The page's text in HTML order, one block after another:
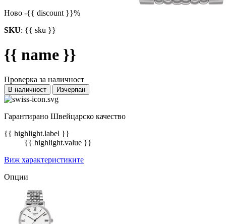
Ново -{{ discount }}%
SKU: {{ sku }}
{{ name }}
Проверка за наличност
В наличност Изчерпан
Гарантирано Швейцарско качество
{{ highlight.label }}
{{ highlight.value }}
Виж характеристиките
Опции